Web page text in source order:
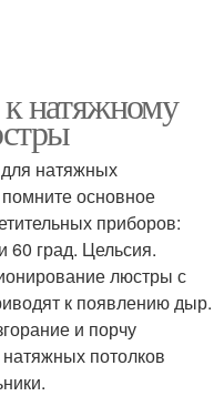
натяжному
натяжных
основное
приборов:
60 град. Цельсия.
люстры с
к появлению дыр.
и порчу
потолков